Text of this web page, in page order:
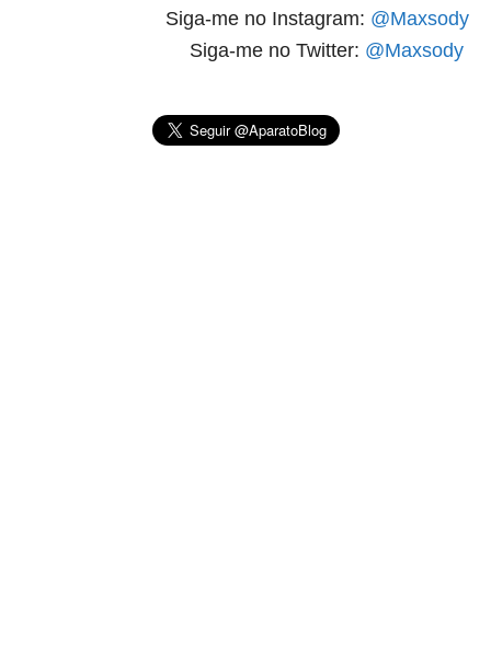
Siga-me no Instagram: @Maxsody
Siga-me no Twitter: @Maxsody